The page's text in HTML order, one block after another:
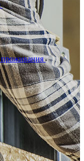
проживания